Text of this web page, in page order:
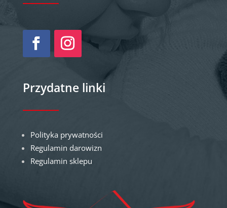
Przydatne linki
Polityka prywatności
Regulamin darowizn
Regulamin sklepu